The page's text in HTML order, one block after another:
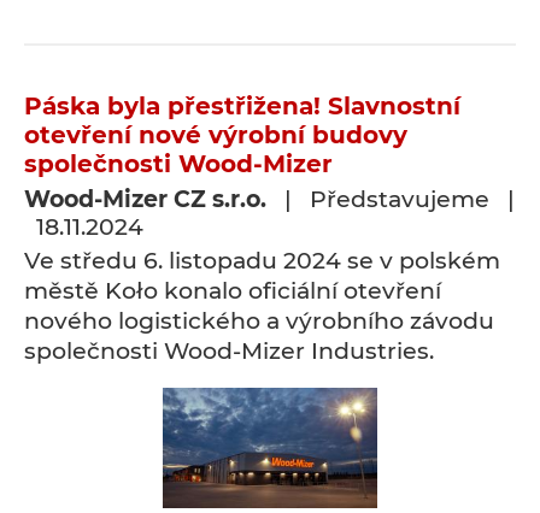
Páska byla přestřižena! Slavnostní
otevření nové výrobní budovy
společnosti Wood-Mizer
Wood-Mizer CZ s.r.o. | Představujeme |
18.11.2024
Ve středu 6. listopadu 2024 se v polském
městě Koło konalo oficiální otevření
nového logistického a výrobního závodu
společnosti Wood-Mizer Industries.